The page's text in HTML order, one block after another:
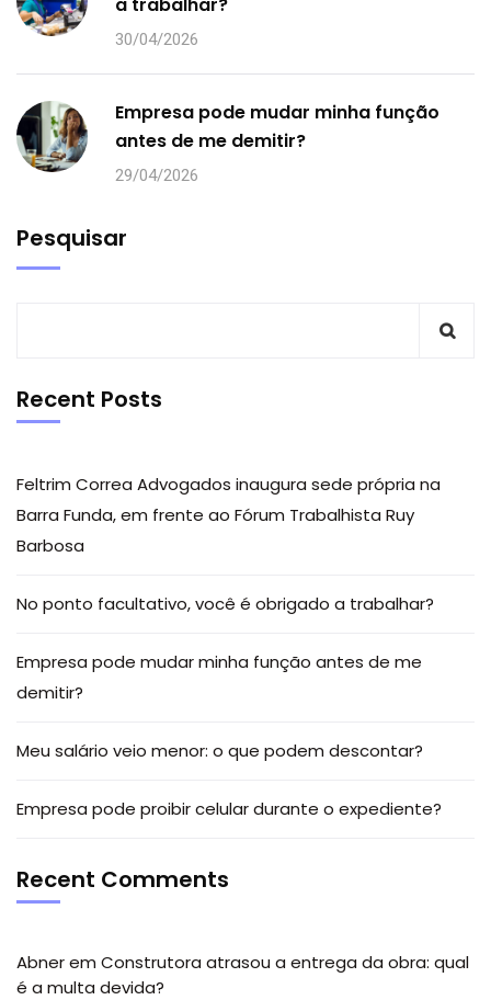
30/04/2026
Empresa pode mudar minha função
antes de me demitir?
29/04/2026
Pesquisar
Recent Posts
Feltrim Correa Advogados inaugura sede própria na
Barra Funda, em frente ao Fórum Trabalhista Ruy
Barbosa
No ponto facultativo, você é obrigado a trabalhar?
Empresa pode mudar minha função antes de me
demitir?
Meu salário veio menor: o que podem descontar?
Empresa pode proibir celular durante o expediente?
Recent Comments
Abnerem Construtora atrasou a entrega da obra: qual
é a multa devida?